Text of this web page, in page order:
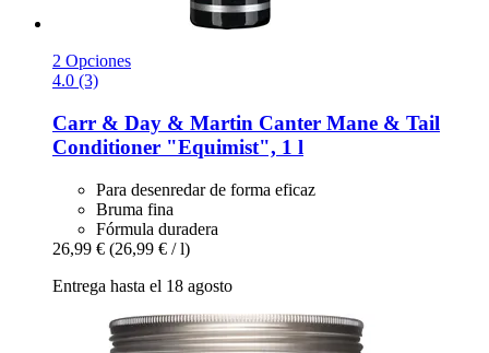
2 Opciones
4.0 (3)
Carr & Day & Martin Canter Mane & Tail
Conditioner "Equimist", 1 l
Para desenredar de forma eficaz
Bruma fina
Fórmula duradera
26,99 € (26,99 € / l)
Entrega hasta el 18 agosto